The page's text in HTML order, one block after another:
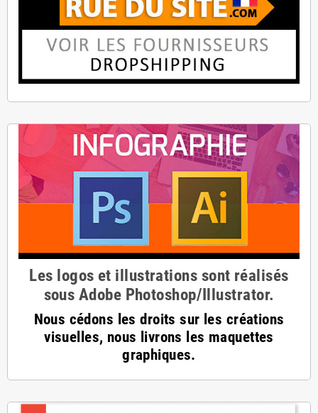
Les logos et illustrations sont réalisés
sous Adobe Photoshop/Illustrator.
Nous cédons les droits sur les créations
visuelles, nous livrons les maquettes
graphiques.